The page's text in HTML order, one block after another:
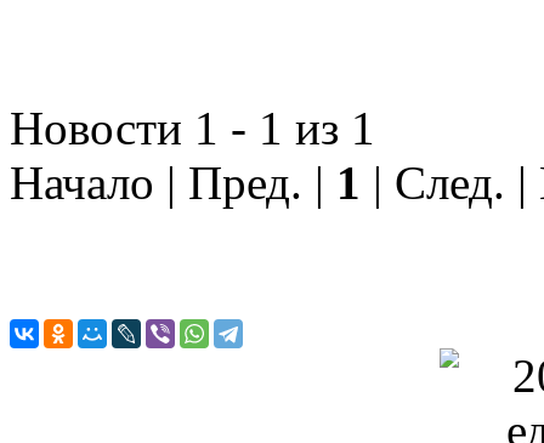
Новости 1 - 1 из 1
Начало | Пред. | 1 | След.